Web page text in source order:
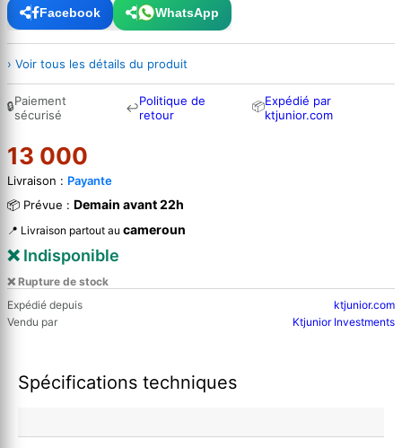
Facebook WhatsApp
› Voir tous les détails du produit
🔒Paiement
sécurisé
↩Politique de
retour
📦Expédié par
ktjunior.com
13 000
Livraison : Payante
📦 Prévue : Demain avant 22h
📍 Livraison partout au cameroun
❌ Indisponible
❌ Rupture de stock
Expédié depuis
ktjunior.com
Vendu par
Ktjunior Investments
Spécifications techniques